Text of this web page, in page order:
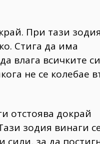
При тази
Стига да има
влага всичките си
не се колебае
отстоява докрай
зодия винаги
сили, за да